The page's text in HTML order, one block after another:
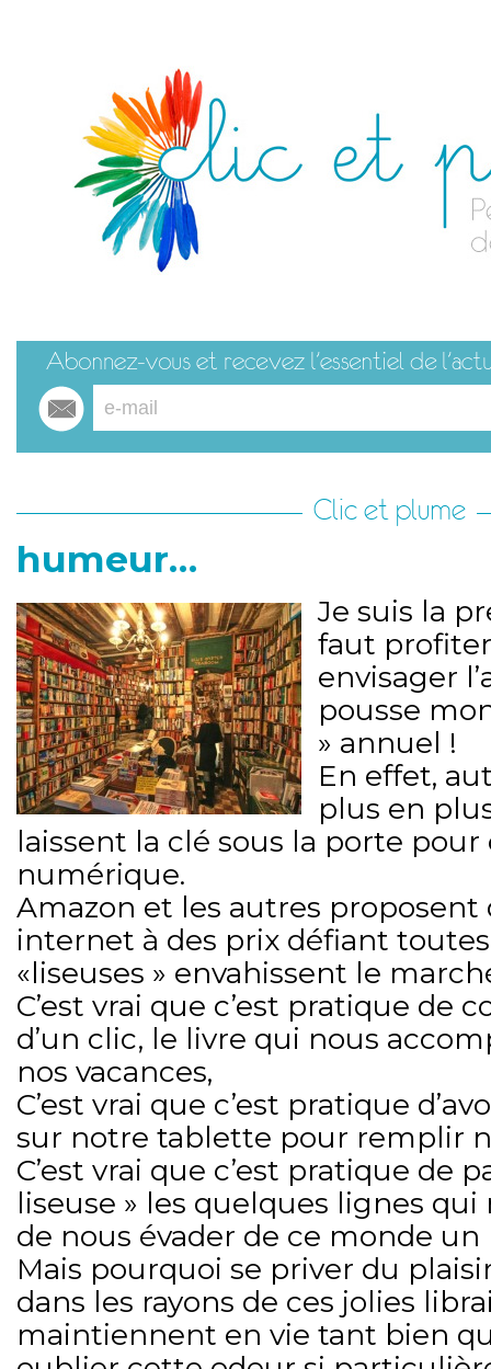
Clic et plume
humeur…
Je suis la
faut
envisager
pousse
» annuel !
En effet,
plus en
laissent la clé sous la porte pour
numérique.
Amazon et les autres proposent
internet à des prix défiant
«liseuses » envahissent le
C’est vrai que c’est pratique de
d’un clic, le livre qui nous
nos vacances,
C’est vrai que c’est pratique
sur notre tablette pour remplir
C’est vrai que c’est pratique de
liseuse » les quelques lignes
de nous évader de ce monde
Mais pourquoi se priver du
dans les rayons de ces jolies
maintiennent en vie tant bien